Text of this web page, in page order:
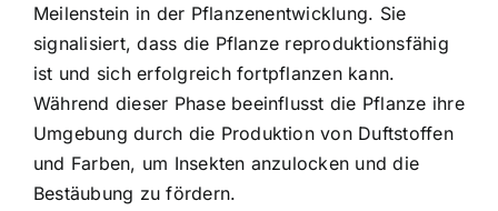
Meilenstein in der Pflanzenentwicklung. Sie
signalisiert, dass die Pflanze reproduktionsfähig
ist und sich erfolgreich fortpflanzen kann.
Während dieser Phase beeinflusst die Pflanze ihre
Umgebung durch die Produktion von Duftstoffen
und Farben, um Insekten anzulocken und die
Bestäubung zu fördern.